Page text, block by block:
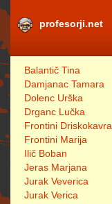
profesorji.net
Balantič Tina
Damjanac Tamara
Dolenc Urška
Drganc Lučka
Frontini Driskokavra
Frontini Marija
Ilič Boban
Jeras Marjana
Jurak Veverica
Jurak Verica